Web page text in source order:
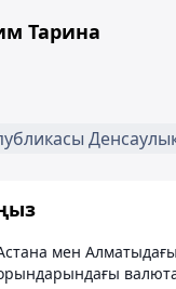
Тарина
мен